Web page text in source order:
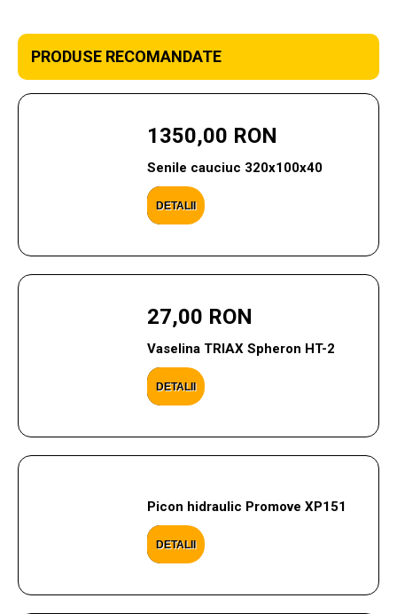
PRODUSE RECOMANDATE
1350,00 RON
Senile cauciuc 320x100x40
DETALII
27,00 RON
Vaselina TRIAX Spheron HT-2
DETALII
Picon hidraulic Promove XP151
DETALII